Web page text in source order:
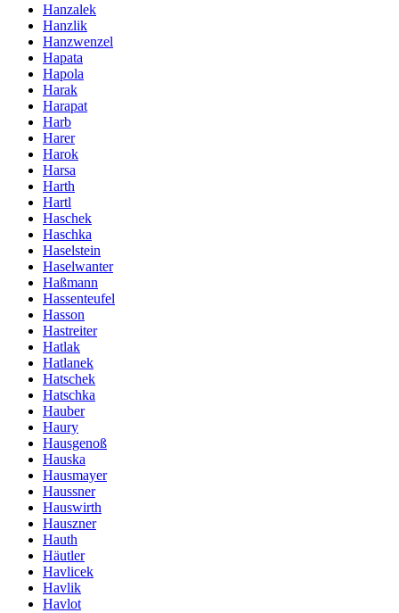
Hanzalek
Hanzlik
Hanzwenzel
Hapata
Hapola
Harak
Harapat
Harb
Harer
Harok
Harsa
Harth
Hartl
Haschek
Haschka
Haselstein
Haselwanter
Haßmann
Hassenteufel
Hasson
Hastreiter
Hatlak
Hatlanek
Hatschek
Hatschka
Hauber
Haury
Hausgenoß
Hauska
Hausmayer
Haussner
Hauswirth
Hauszner
Hauth
Häutler
Havlicek
Havlik
Havlot